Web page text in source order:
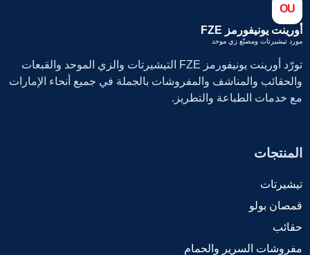
OU
أورينت يونيفورمز FZE
مورد تيشيرتات ومصنّع زي موحد
تورّد أورينت يونيفورمز FZE التيشيرتات والزي الموحد والقبعات
والحقائب والمناشف والمفروشات بالجملة في جميع أنحاء الإمارات
مع خدمات الطباعة والتطريز.
المنتجات
تيشيرتات
قمصان بولو
حقائب
مفروشات السرير والحمام